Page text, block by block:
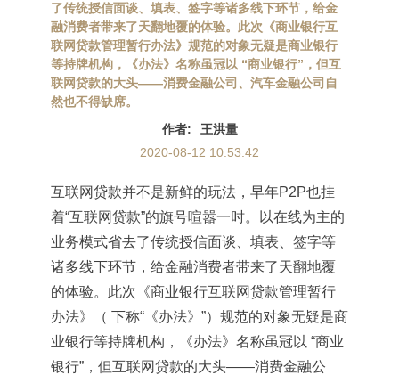
了传统授信面谈、填表、签字等诸多线下环节，给金
融消费者带来了天翻地覆的体验。此次《商业银行互
联网贷款管理暂行办法》规范的对象无疑是商业银行
等持牌机构，《办法》名称虽冠以 “商业银行”，但互
联网贷款的大头——消费金融公司、汽车金融公司自
然也不得缺席。
作者:
王洪量
2020-08-12 10:53:42
互联网贷款并不是新鲜的玩法，早年P2P也挂
着“互联网贷款”的旗号喧嚣一时。以在线为主的
业务模式省去了传统授信面谈、填表、签字等
诸多线下环节，给金融消费者带来了天翻地覆
的体验。此次《商业银行互联网贷款管理暂行
办法》（ 下称“《办法》”）规范的对象无疑是商
业银行等持牌机构，《办法》名称虽冠以 “商业
银行”，但互联网贷款的大头——消费金融公